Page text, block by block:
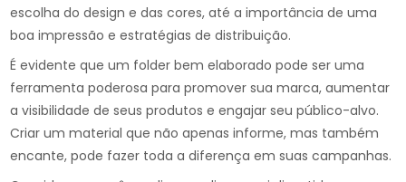
escolha do design e das cores, até a importância de uma
boa impressão e estratégias de distribuição.
É evidente que um folder bem elaborado pode ser uma
ferramenta poderosa para promover sua marca, aumentar
a visibilidade de seus produtos e engajar seu público-alvo.
Criar um material que não apenas informe, mas também
encante, pode fazer toda a diferença em suas campanhas.